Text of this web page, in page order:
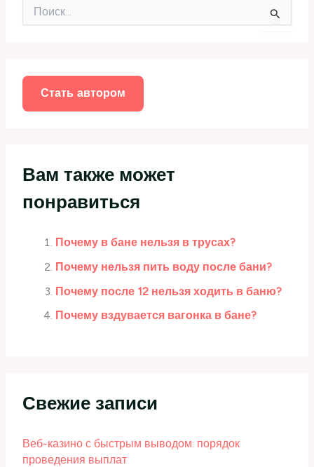
Стать автором
Вам также может
понравиться
Почему в бане нельзя в трусах?
Почему нельзя пить воду после бани?
Почему после 12 нельзя ходить в баню?
Почему вздувается вагонка в бане?
Свежие записи
Веб-казино с быстрым выводом: порядок
проведения выплат